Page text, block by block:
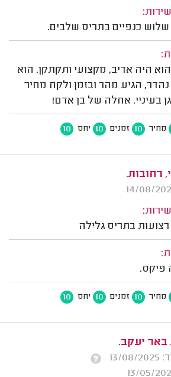
כנפיים בתריס שלבים.
היה אדיב, מקצועי ותקתקן. הוא
הגיע מהר ובזמן ולקח מחיר
בעיניי. אחלה של בן אדם!
מחיר 10 זמנים 10 יחס 10
רחובות.
בתריס גלילה
פיקס.
מחיר 10 זמנים 10 יחס 10
באר יעקב.